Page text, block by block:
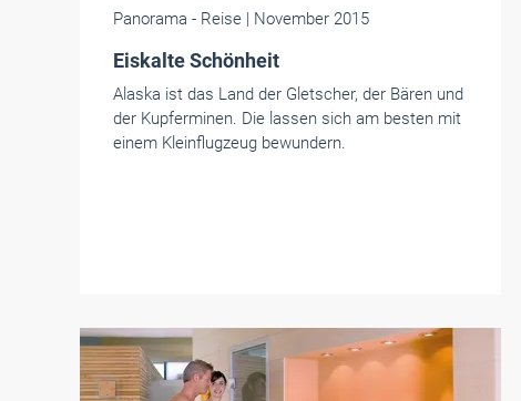
Panorama - Reise | November 2015
Eiskalte Schönheit
Alaska ist das Land der Gletscher, der Bären und
der Kupferminen. Die lassen sich am besten mit
einem Kleinflugzeug bewundern.